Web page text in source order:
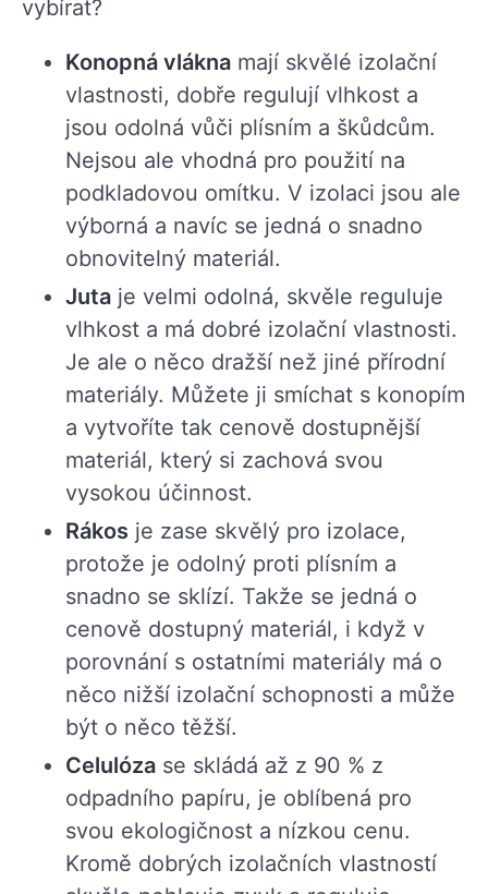
vybírat?
Konopná vlákna mají skvělé izolační
vlastnosti, dobře regulují vlhkost a
jsou odolná vůči plísním a škůdcům.
Nejsou ale vhodná pro použití na
podkladovou omítku. V izolaci jsou ale
výborná a navíc se jedná o snadno
obnovitelný materiál.
Juta je velmi odolná, skvěle reguluje
vlhkost a má dobré izolační vlastnosti.
Je ale o něco dražší než jiné přírodní
materiály. Můžete ji smíchat s konopím
a vytvoříte tak cenově dostupnější
materiál, který si zachová svou
vysokou účinnost.
Rákos je zase skvělý pro izolace,
protože je odolný proti plísním a
snadno se sklízí. Takže se jedná o
cenově dostupný materiál, i když v
porovnání s ostatními materiály má o
něco nižší izolační schopnosti a může
být o něco těžší.
Celulóza se skládá až z 90 % z
odpadního papíru, je oblíbená pro
svou ekologičnost a nízkou cenu.
Kromě dobrých izolačních vlastností